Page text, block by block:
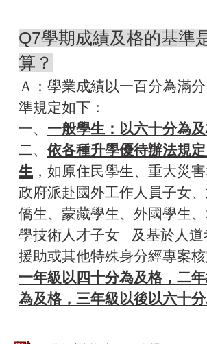
Q7學期成績及格的基準
算？
Ａ：學業成績以一百分為滿
準規定如下：
一、 一般學生：以六十分為
二、 依各種升學優待辦法規
生 ，如原住民學生、重大災害
政府派赴國外工作人員子女、
僑生、蒙藏學生、外國學生
學技術人才子女 及基於人道
援助或其他特殊身分經專案核
一年級以四十分為及格，二
為及格，三年級以後以六十分